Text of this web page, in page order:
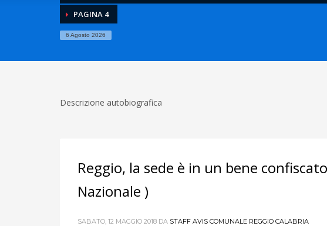
PAGINA 4
6 Agosto 2026
Descrizione autobiografica
Reggio, la sede è in un bene
Nazionale )
SABATO, 12 MAGGIO 2018 DA STAFF AVIS COMUNALE REGGIO CALABRIA